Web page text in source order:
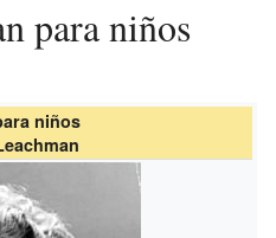
para niños
niños